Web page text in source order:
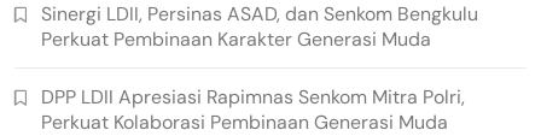
Sinergi LDII, Persinas ASAD, dan Senkom Bengkulu
Perkuat Pembinaan Karakter Generasi Muda
DPP LDII Apresiasi Rapimnas Senkom Mitra Polri,
Perkuat Kolaborasi Pembinaan Generasi Muda